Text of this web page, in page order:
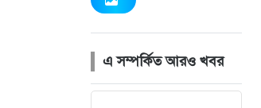
এ সম্পর্কিত আরও খবর